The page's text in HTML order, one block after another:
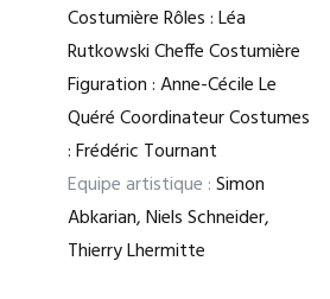
Costumière Rôles : Léa
Rutkowski Cheffe Costumière
Figuration : Anne-Cécile Le
Quéré Coordinateur Costumes
: Frédéric Tournant
Equipe artistique :Simon
Abkarian, Niels Schneider,
Thierry Lhermitte